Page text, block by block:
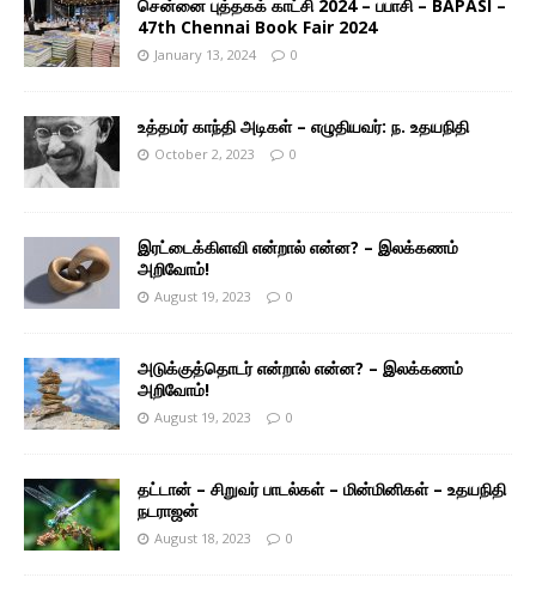
சென்னை புத்தகக் காட்சி 2024 – பபாசி – BAPASI –
47th Chennai Book Fair 2024
January 13, 2024 0
உத்தமர் காந்தி அடிகள் – எழுதியவர்: ந. உதயநிதி
October 2, 2023 0
இரட்டைக்கிளவி என்றால் என்ன? – இலக்கணம்
அறிவோம்!
August 19, 2023 0
அடுக்குத்தொடர் என்றால் என்ன? – இலக்கணம்
அறிவோம்!
August 19, 2023 0
தட்டான் – சிறுவர் பாடல்கள் – மின்மினிகள் – உதயநிதி
நடராஜன்
August 18, 2023 0